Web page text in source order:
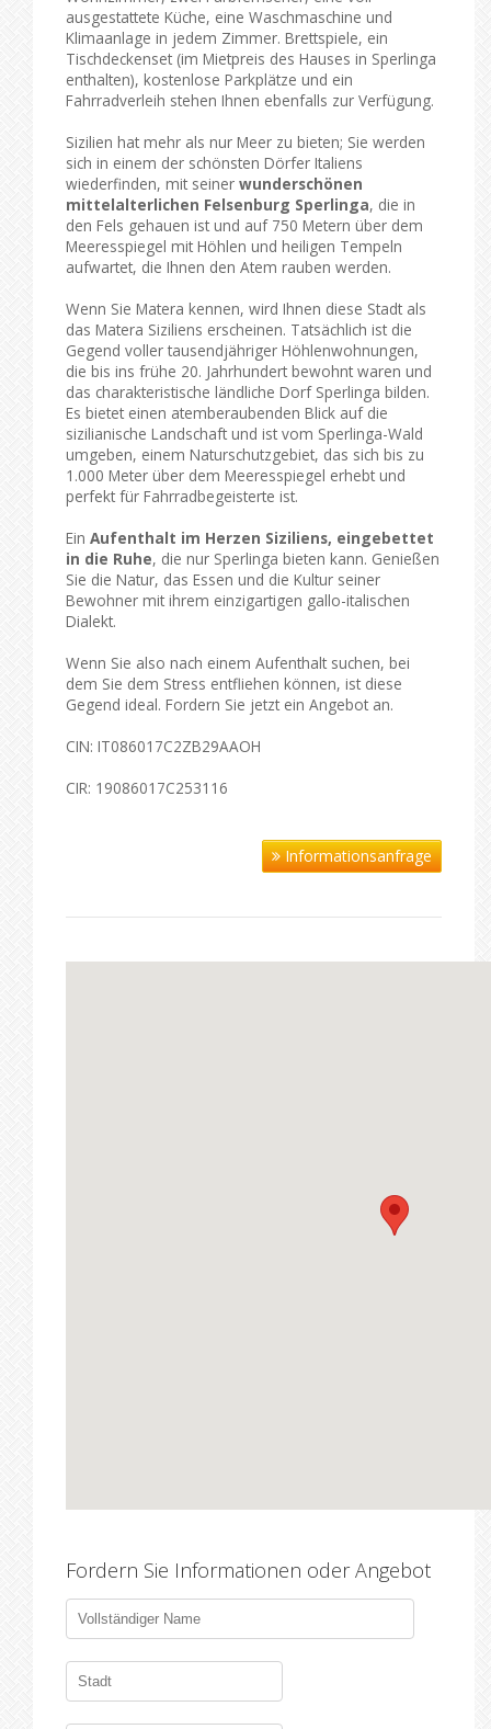
ausgestattete Küche, eine Waschmaschine und
Klimaanlage in jedem Zimmer. Brettspiele, ein
Tischdeckenset (im Mietpreis des Hauses in Sperlinga
enthalten), kostenlose Parkplätze und ein
Fahrradverleih stehen Ihnen ebenfalls zur Verfügung.
Sizilien hat mehr als nur Meer zu bieten; Sie werden
sich in einem der schönsten Dörfer Italiens
wiederfinden, mit seiner wunderschönen
mittelalterlichen Felsenburg Sperlinga, die in
den Fels gehauen ist und auf 750 Metern über dem
Meeresspiegel mit Höhlen und heiligen Tempeln
aufwartet, die Ihnen den Atem rauben werden.
Wenn Sie Matera kennen, wird Ihnen diese Stadt als
das Matera Siziliens erscheinen. Tatsächlich ist die
Gegend voller tausendjähriger Höhlenwohnungen,
die bis ins frühe 20. Jahrhundert bewohnt waren und
das charakteristische ländliche Dorf Sperlinga bilden.
Es bietet einen atemberaubenden Blick auf die
sizilianische Landschaft und ist vom Sperlinga-Wald
umgeben, einem Naturschutzgebiet, das sich bis zu
1.000 Meter über dem Meeresspiegel erhebt und
perfekt für Fahrradbegeisterte ist.
Ein Aufenthalt im Herzen Siziliens, eingebettet
in die Ruhe, die nur Sperlinga bieten kann. Genießen
Sie die Natur, das Essen und die Kultur seiner
Bewohner mit ihrem einzigartigen gallo-italischen
Dialekt.
Wenn Sie also nach einem Aufenthalt suchen, bei
dem Sie dem Stress entfliehen können, ist diese
Gegend ideal. Fordern Sie jetzt ein Angebot an.
CIN: IT086017C2ZB29AAOH
CIR: 19086017C253116
Informationsanfrage
Fordern Sie Informationen oder Angebot